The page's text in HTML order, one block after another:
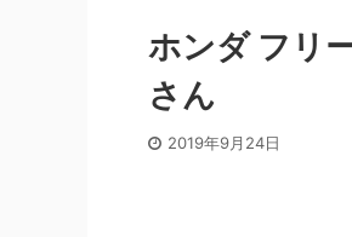
ホンダ フリ
さん
2019年9月24日